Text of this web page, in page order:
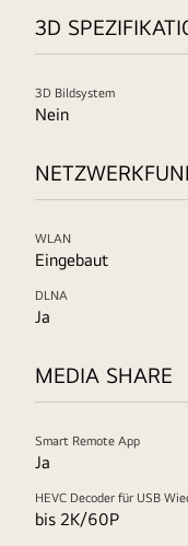
3D
3D Bildsystem
Nein
WLAN
Eingebaut
DLNA
Ja
MEDIA SHARE
Smart Remote App
Ja
HEVC Decoder für USB
bis 2K/60P